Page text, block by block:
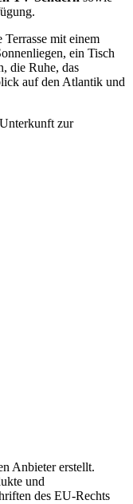
mit einem
ein Tisch
die Ruhe, das
auf den Atlantik und
zur
Anbieter erstellt.
und
des EU-Rechts